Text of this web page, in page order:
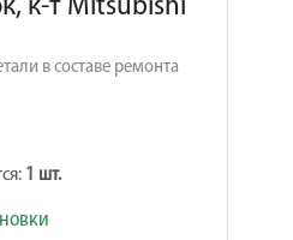
к-т Mitsubishi
в составе ремонта
1 шт.